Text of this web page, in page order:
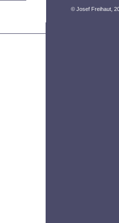
© Josef Freihaut,